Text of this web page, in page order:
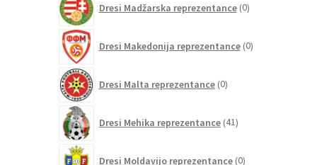
Dresi Madžarska reprezentance 0izdelkov
Dresi Makedonija reprezentance 0izdelkov
Dresi Malta reprezentance 0izdelkov
Dresi Mehika reprezentance 41izdelkov
Dresi Moldavijo reprezentance 0